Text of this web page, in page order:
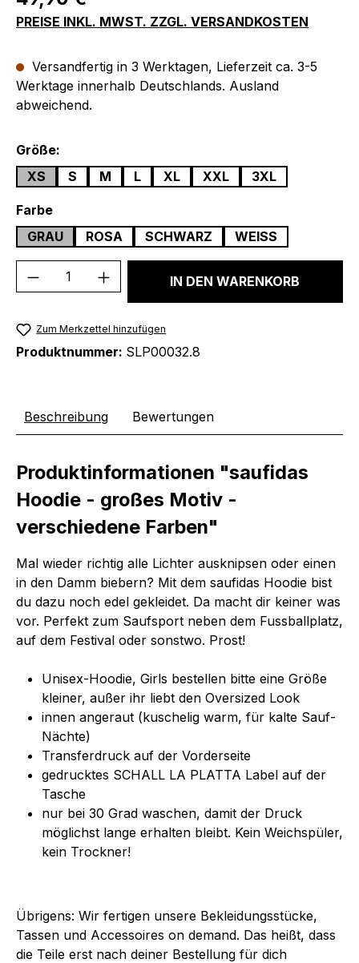
PREISE INKL. MWST. ZZGL. VERSANDKOSTEN
Versandfertig in 3 Werktagen, Lieferzeit ca. 3-5
Werktage innerhalb Deutschlands. Ausland
abweichend.
Größe:
XS
S M L XL XXL 3XL
Farbeauswählen
GRAU
ROSA SCHWARZ WEISS
Produkt Anzahl: Gib denIN DEN WARENKORB
Zum Merkzettel hinzufügen
Produktnummer: SLP00032.8
Beschreibung Bewertungen
Produktinformationen "saufidas
Hoodie - großes Motiv -
verschiedene Farben"
Mal wieder richtig alle Lichter ausknipsen oder einen
in den Damm biebern? Mit dem saufidas Hoodie bist
du dazu noch edel gekleidet. Da macht dir keiner was
vor. Perfekt zum Saufsport neben dem Fussballplatz,
auf dem Festival oder sonstwo. Prost!
Unisex-Hoodie, Girls bestellen bitte eine Größe
kleiner, außer ihr liebt den Oversized Look
innen angeraut (kuschelig warm, für kalte Sauf-
Nächte)
Transferdruck auf der Vorderseite
gedrucktes SCHALL LA PLATTA Label auf der
Tasche
nur bei 30 Grad waschen, damit der Druck
möglichst lange erhalten bleibt. Kein Weichspüler,
kein Trockner!
Übrigens: Wir fertigen unsere Bekleidungsstücke,
Tassen und Accessoires on demand. Das heißt, dass
die Teile erst nach deiner Bestellung für dich